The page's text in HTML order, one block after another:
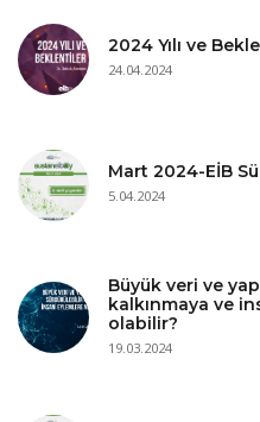
2024 Yılı ve
24.04.2024
Mart 2024-EİB
5.04.2024
Büyük veri ve
kalkınmaya ve
olabilir?
19.03.2024